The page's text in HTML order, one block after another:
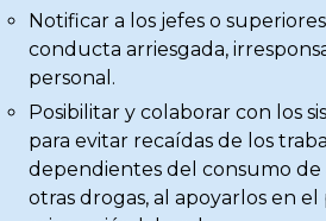
Notificar a los jefes o
conducta arriesgada,
personal.
Posibilitar y colaborar con los
para evitar recaídas de los
dependientes del consumo de
otras drogas, al apoyarlos en el